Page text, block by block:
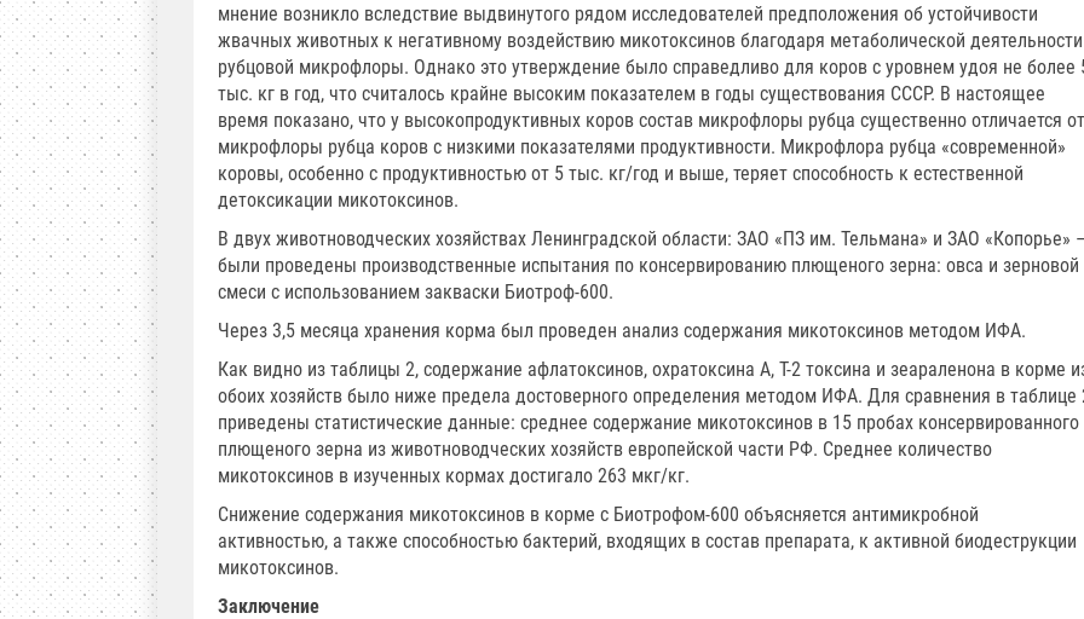
мнение возникло вследствие выдвинутого рядом исследователей предположения об устойчивости
жвачных животных к негативному воздействию микотоксинов благодаря метаболической деятельности
рубцовой микрофлоры. Однако это утверждение было справедливо для коров с уровнем удоя не более
тыс. кг в год, что считалось крайне высоким показателем в годы существования СССР. В настоящее
время показано, что у высокопродуктивных коров состав микрофлоры рубца существенно отличается от
микрофлоры рубца коров с низкими показателями продуктивности. Микрофлора рубца «современной»
коровы, особенно с продуктивностью от 5 тыс. кг/год и выше, теряет способность к естественной
детоксикации микотоксинов.
В двух животноводческих хозяйствах Ленинградской области: ЗАО «ПЗ им. Тельмана» и ЗАО «Копорье»
были проведены производственные испытания по консервированию плющеного зерна: овса и зерновой
смеси с использованием закваски Биотроф-600.
Через 3,5 месяца хранения корма был проведен анализ содержания микотоксинов методом ИФА.
Как видно из таблицы 2, содержание афлатоксинов, охратоксина А, Т-2 токсина и зеараленона в корме
обоих хозяйств было ниже предела достоверного определения методом ИФА. Для сравнения в таблице
приведены статистические данные: среднее содержание микотоксинов в 15 пробах консервированного
плющеного зерна из животноводческих хозяйств европейской части РФ. Среднее количество
микотоксинов в изученных кормах достигало 263 мкг/кг.
Снижение содержания микотоксинов в корме с Биотрофом-600 объясняется антимикробной
активностью, а также способностью бактерий, входящих в состав препарата, к активной биодеструкции
микотоксинов.
Заключение